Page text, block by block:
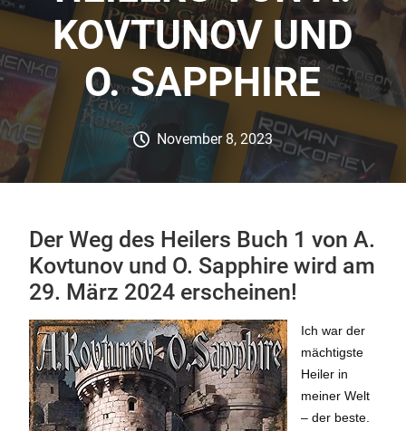
KOVTUNOV UND
O. SAPPHIRE
November 8, 2023
Der Weg des Heilers Buch 1 von A.
Kovtunov und O. Sapphire wird am
29. März 2024 erscheinen!
Ich war der
mächtigste
Heiler in
meiner Welt
– der beste.